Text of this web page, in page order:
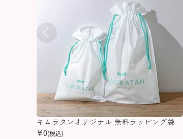
キムラタンオリジナル 無料ラッピング袋
¥0(税込)